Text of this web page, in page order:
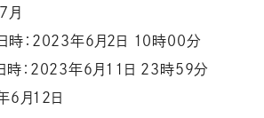
月
時：2023年6月2日 10時00分
時：2023年6月11日 23時59分
6月12日